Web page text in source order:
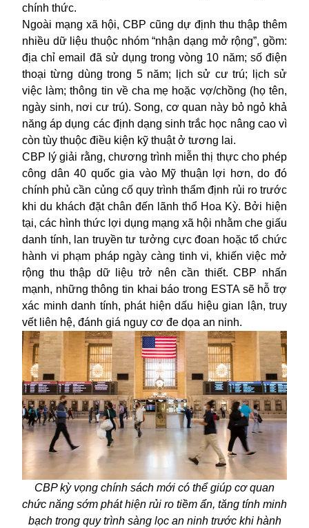
chính thức.
Ngoài mạng xã hội, CBP cũng dự định thu thập thêm
nhiều dữ liệu thuộc nhóm “nhận dạng mở rộng”, gồm:
địa chỉ email đã sử dụng trong vòng 10 năm; số điện
thoại từng dùng trong 5 năm; lịch sử cư trú; lịch sử
việc làm; thông tin về cha mẹ hoặc vợ/chồng (họ tên,
ngày sinh, nơi cư trú). Song, cơ quan này bỏ ngỏ khả
năng áp dụng các định dạng sinh trắc học nâng cao vì
còn tùy thuộc điều kiện kỹ thuật ở tương lai.
CBP lý giải rằng, chương trình miễn thị thựccho phép
công dân 40 quốc gia vào Mỹ thuận lợi hơn, do đó
chính phủ cần củng cố quy trình thẩm định rủi ro trước
khi du khách đặt chân đến lãnh thổ Hoa Kỳ. Bởi hiện
tại, các hình thức lợi dụng mạng xã hội nhằm che giấu
danh tính, lan truyền tư tưởng cực đoan hoặc tổ chức
hành vi phạm pháp ngày càng tinh vi, khiến việc mở
rộng thu thập dữ liệu trở nên cần thiết. CBP nhấn
mạnh, những thông tin khai báo trong ESTA sẽ hỗ trợ
xác minh danh tính, phát hiện dấu hiệu gian lận, truy
vết liên hệ, đánh giá nguy cơ đe dọa an ninh.
CBP kỳ vọng chính sách mới có thể giúp cơ quan
chức năng sớm phát hiện rủi ro tiềm ẩn, tăng tính minh
bạch trong quy trình sàng lọc an ninh trước khi hành